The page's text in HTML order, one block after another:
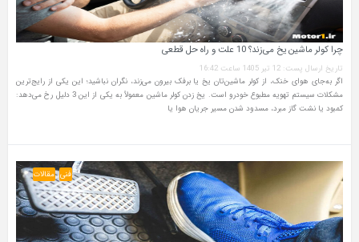
چرا کولر ماشین یخ می‌زند؟ 10 علت و راه‌ حل قطعی
تاریخ ارسال پست: 12 تیر 1405 ساعت 16:42
اگر به‌جای هوای خنک، از کولر ماشین‌تان یخ یا برفک بیرون می‌زند، نگران نباشید؛ این یکی از رایج‌ترین
مشکلات سیستم تهویه مطبوع خودرو است. یخ زدن کولر ماشین معمولاً به یکی از این 3 دلیل رخ می‌دهد:
کمبود یا نشت گاز مبرد، مسدود شدن مسیر جریان هوا یا
فنی مقالات